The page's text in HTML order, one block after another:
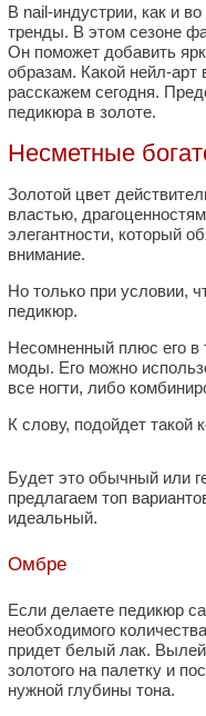
В nail-индустрии, как и
тренды. В этом сезоне
Он поможет добавить
образам. Какой нейл-арт
расскажем сегодня.
педикюра в золоте.
Несметные
Золотой цвет
властью,
элегантности, который
внимание.
Но только при условии,
педикюр.
Несомненный плюс его в
моды. Его можно
все ногти, либо
К слову, подойдет такой
Будет это обычный или
предлагаем топ
идеальный.
Омбре
Если делаете педикюр
необходимого
придет белый лак.
золотого на палетку и
нужной глубины тона.